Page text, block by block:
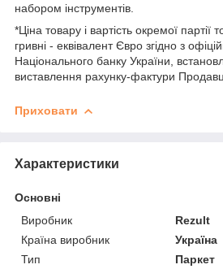
набором інструментів.
*Ціна товару і вартість окремої партії
гривні - еквівалент Євро згідно з
Національного банку України,
виставлення рахунку-фактури
Приховати
Характеристики
Основні
Виробник
Rezult
Країна виробник
Україна
Тип
Паркет